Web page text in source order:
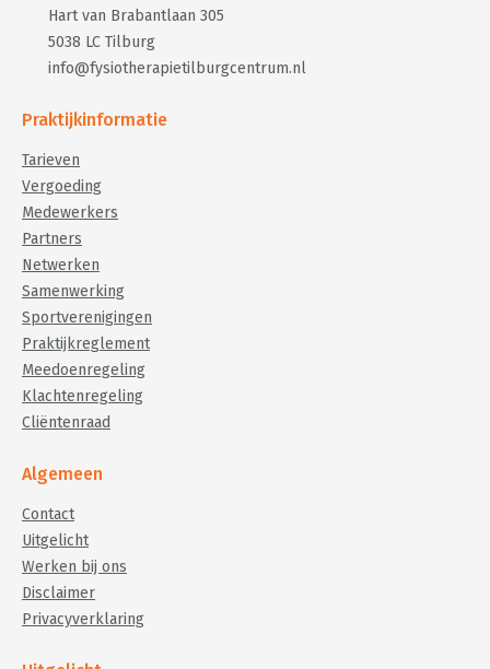
Hart van Brabantlaan 305
5038 LC Tilburg
info@fysiotherapietilburgcentrum.nl
Praktijkinformatie
Tarieven
Vergoeding
Medewerkers
Partners
Netwerken
Samenwerking
Sportverenigingen
Praktijkreglement
Meedoenregeling
Klachtenregeling
Cliëntenraad
Algemeen
Contact
Uitgelicht
Werken bij ons
Disclaimer
Privacyverklaring